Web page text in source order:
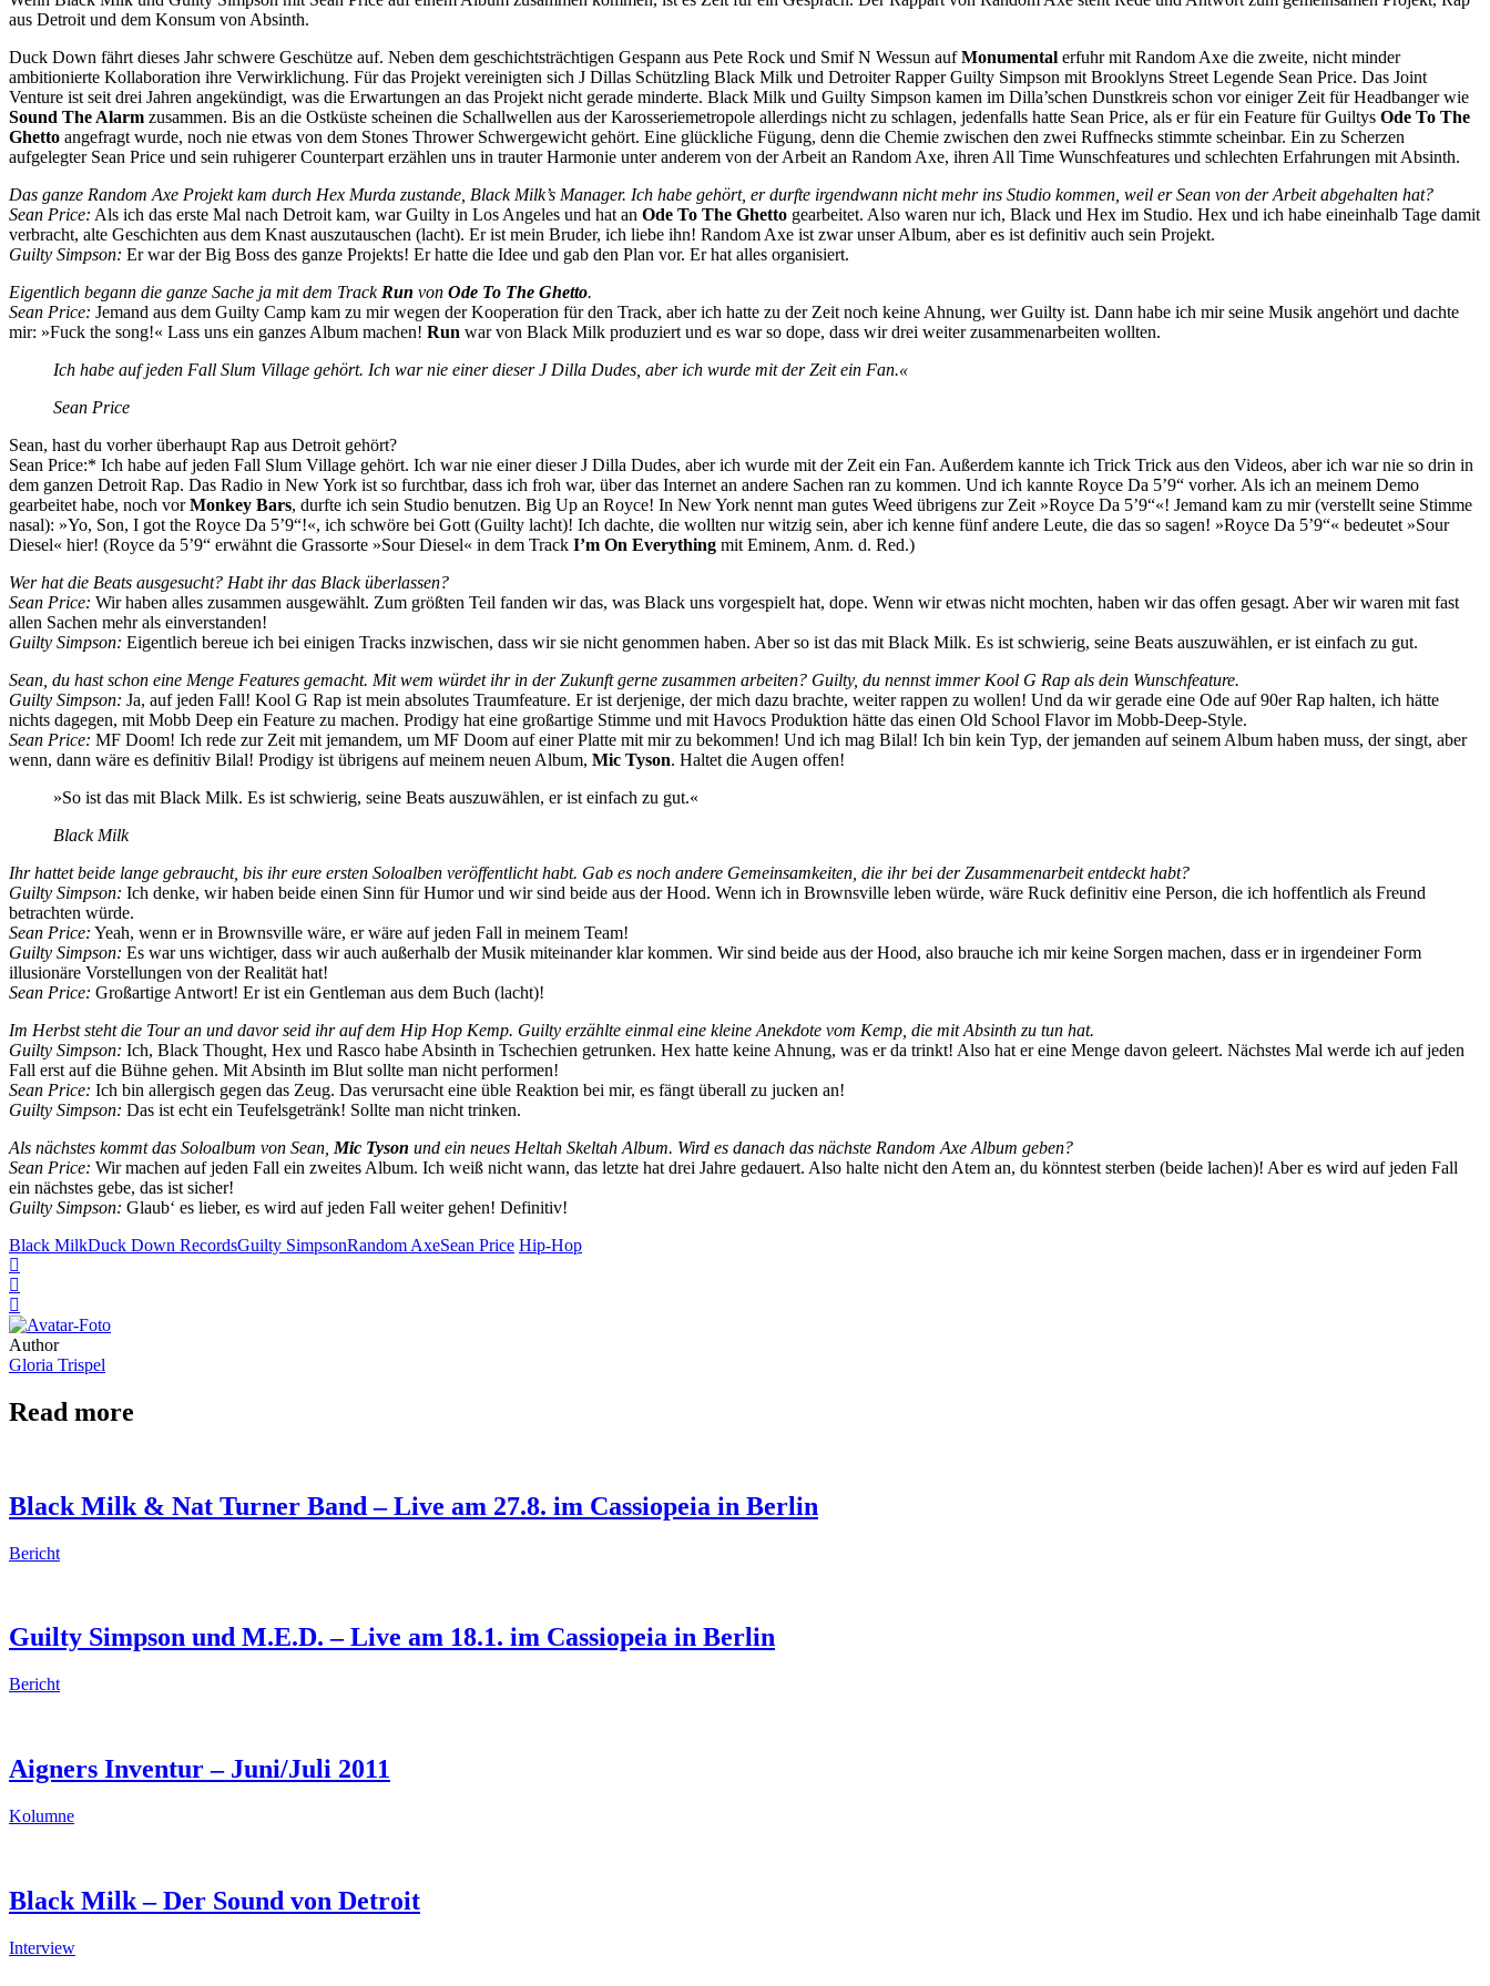
aus Detroit und dem Konsum von Absinth.
Duck Down fährt dieses Jahr schwere Geschütze auf. Neben dem geschichtsträchtigen Gespann aus Pete Rock und Smif N Wessun aufMonumental erfuhr mit Random Axe die zweite, nicht minder
ambitionierte Kollaboration ihre Verwirklichung. Für das Projekt vereinigten sich J Dillas Schützling Black Milk und Detroiter Rapper Guilty Simpson mit Brooklyns Street Legende Sean Price. Das Joint
Venture ist seit drei Jahren angekündigt, was die Erwartungen an das Projekt nicht gerade minderte. Black Milk und Guilty Simpson kamen im Dilla’schen Dunstkreis schon vor einiger Zeit für Headbanger wie
Sound The Alarm zusammen. Bis an die Ostküste scheinen die Schallwellen aus der Karosseriemetropole allerdings nicht zu schlagen, jedenfalls hatte Sean Price, als er für ein Feature für Guiltys Ode To The
Ghetto angefragt wurde, noch nie etwas von dem Stones Thrower Schwergewicht gehört. Eine glückliche Fügung, denn die Chemie zwischen den zwei Ruffnecks stimmte scheinbar. Ein zu Scherzen
aufgelegter Sean Price und sein ruhigerer Counterpart erzählen uns in trauter Harmonie unter anderem von der Arbeit an Random Axe, ihren All Time Wunschfeatures und schlechten Erfahrungen mit Absinth.
Das ganze Random Axe Projekt kam durch Hex Murda zustande, Black Milk’s Manager. Ich habe gehört, er durfte irgendwann nicht mehr ins Studio kommen, weil er Sean von der Arbeit abgehalten hat?
Sean Price: Als ich das erste Mal nach Detroit kam, war Guilty in Los Angeles und hat an Ode To The Ghetto gearbeitet. Also waren nur ich, Black und Hex im Studio. Hex und ich habe eineinhalb Tage damit
verbracht, alte Geschichten aus dem Knast auszutauschen (lacht). Er ist mein Bruder, ich liebe ihn! Random Axe ist zwar unser Album, aber es ist definitiv auch sein Projekt.
Guilty Simpson: Er war der Big Boss des ganze Projekts! Er hatte die Idee und gab den Plan vor. Er hat alles organisiert.
Eigentlich begann die ganze Sache ja mit dem Track Run von Ode To The Ghetto.
Sean Price: Jemand aus dem Guilty Camp kam zu mir wegen der Kooperation für den Track, aber ich hatte zu der Zeit noch keine Ahnung, wer Guilty ist. Dann habe ich mir seine Musik angehört und dachte
mir: »Fuck the song!« Lass uns ein ganzes Album machen! Run war von Black Milk produziert und es war so dope, dass wir drei weiter zusammenarbeiten wollten.
Ich habe auf jeden Fall Slum Village gehört. Ich war nie einer dieser J Dilla Dudes, aber ich wurde mit der Zeit ein Fan.«
Sean Price
Sean, hast du vorher überhaupt Rap aus Detroit gehört?
Sean Price:* Ich habe auf jeden Fall Slum Village gehört. Ich war nie einer dieser J Dilla Dudes, aber ich wurde mit der Zeit ein Fan. Außerdem kannte ich Trick Trick aus den Videos, aber ich war nie so drin in
dem ganzen Detroit Rap. Das Radio in New York ist so furchtbar, dass ich froh war, über das Internet an andere Sachen ran zu kommen. Und ich kannte Royce Da 5’9“ vorher. Als ich an meinem Demo
gearbeitet habe, noch vorMonkey Bars, durfte ich sein Studio benutzen. Big Up an Royce! In New York nennt man gutes Weed übrigens zur Zeit »Royce Da 5’9“«! Jemand kam zu mir (verstellt seine Stimme
nasal): »Yo, Son, I got the Royce Da 5’9“!«, ich schwöre bei Gott (Guilty lacht)! Ich dachte, die wollten nur witzig sein, aber ich kenne fünf andere Leute, die das so sagen! »Royce Da 5’9“« bedeutet »Sour
Diesel« hier! (Royce da 5’9“ erwähnt die Grassorte »Sour Diesel« in dem Track I’m On Everything mit Eminem, Anm. d. Red.)
Wer hat die Beats ausgesucht? Habt ihr das Black überlassen?
Sean Price: Wir haben alles zusammen ausgewählt. Zum größten Teil fanden wir das, was Black uns vorgespielt hat, dope. Wenn wir etwas nicht mochten, haben wir das offen gesagt. Aber wir waren mit fast
allen Sachen mehr als einverstanden!
Guilty Simpson: Eigentlich bereue ich bei einigen Tracks inzwischen, dass wir sie nicht genommen haben. Aber so ist das mit Black Milk. Es ist schwierig, seine Beats auszuwählen, er ist einfach zu gut.
Sean, du hast schon eine Menge Features gemacht. Mit wem würdet ihr in der Zukunft gerne zusammen arbeiten? Guilty, du nennst immer Kool G Rap als dein Wunschfeature.
Guilty Simpson: Ja, auf jeden Fall! Kool G Rap ist mein absolutes Traumfeature. Er ist derjenige, der mich dazu brachte, weiter rappen zu wollen! Und da wir gerade eine Ode auf 90er Rap halten, ich hätte
nichts dagegen, mit Mobb Deep ein Feature zu machen. Prodigy hat eine großartige Stimme und mit Havocs Produktion hätte das einen Old School Flavor im Mobb-Deep-Style.
Sean Price: MF Doom! Ich rede zur Zeit mit jemandem, um MF Doom auf einer Platte mit mir zu bekommen! Und ich mag Bilal! Ich bin kein Typ, der jemanden auf seinem Album haben muss, der singt, aber
wenn, dann wäre es definitiv Bilal! Prodigy ist übrigens auf meinem neuen Album, Mic Tyson. Haltet die Augen offen!
»So ist das mit Black Milk. Es ist schwierig, seine Beats auszuwählen, er ist einfach zu gut.«
Black Milk
Ihr hattet beide lange gebraucht, bis ihr eure ersten Soloalben veröffentlicht habt. Gab es noch andere Gemeinsamkeiten, die ihr bei der Zusammenarbeit entdeckt habt?
Guilty Simpson: Ich denke, wir haben beide einen Sinn für Humor und wir sind beide aus der Hood. Wenn ich in Brownsville leben würde, wäre Ruck definitiv eine Person, die ich hoffentlich als Freund
betrachten würde.
Sean Price: Yeah, wenn er in Brownsville wäre, er wäre auf jeden Fall in meinem Team!
Guilty Simpson: Es war uns wichtiger, dass wir auch außerhalb der Musik miteinander klar kommen. Wir sind beide aus der Hood, also brauche ich mir keine Sorgen machen, dass er in irgendeiner Form
illusionäre Vorstellungen von der Realität hat!
Sean Price: Großartige Antwort! Er ist ein Gentleman aus dem Buch (lacht)!
Im Herbst steht die Tour an und davor seid ihr auf dem Hip Hop Kemp. Guilty erzählte einmal eine kleine Anekdote vom Kemp, die mit Absinth zu tun hat.
Guilty Simpson: Ich, Black Thought, Hex und Rasco habe Absinth in Tschechien getrunken. Hex hatte keine Ahnung, was er da trinkt! Also hat er eine Menge davon geleert. Nächstes Mal werde ich auf jeden
Fall erst auf die Bühne gehen. Mit Absinth im Blut sollte man nicht performen!
Sean Price: Ich bin allergisch gegen das Zeug. Das verursacht eine üble Reaktion bei mir, es fängt überall zu jucken an!
Guilty Simpson: Das ist echt ein Teufelsgetränk! Sollte man nicht trinken.
Als nächstes kommt das Soloalbum von Sean, Mic Tyson und ein neues Heltah Skeltah Album. Wird es danach das nächste Random Axe Album geben?
Sean Price: Wir machen auf jeden Fall ein zweites Album. Ich weiß nicht wann, das letzte hat drei Jahre gedauert. Also halte nicht den Atem an, du könntest sterben (beide lachen)! Aber es wird auf jeden Fall
ein nächstes gebe, das ist sicher!
Guilty Simpson: Glaub‘ es lieber, es wird auf jeden Fall weiter gehen! Definitiv!
Black MilkDuck Down RecordsGuilty SimpsonRandom AxeSean Price Hip-Hop
Author
Gloria Trispel
Read more
Black Milk & Nat Turner Band – Live am 27.8. im Cassiopeia in Berlin
Bericht
Guilty Simpson und M.E.D. – Live am 18.1. im Cassiopeia in Berlin
Bericht
Aigners Inventur – Juni/Juli 2011
Kolumne
Black Milk – Der Sound von Detroit
Interview